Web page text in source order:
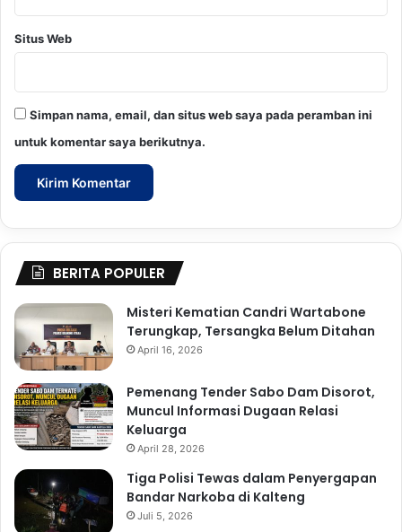
Situs Web
Simpan nama, email, dan situs web saya pada peramban ini
untuk komentar saya berikutnya.
BERITA POPULER
Misteri Kematian Candri Wartabone
Terungkap, Tersangka Belum Ditahan
April 16, 2026
Pemenang Tender Sabo Dam Disorot,
Muncul Informasi Dugaan Relasi
Keluarga
April 28, 2026
Tiga Polisi Tewas dalam Penyergapan
Bandar Narkoba di Kalteng
Juli 5, 2026